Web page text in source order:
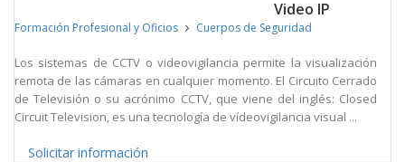
Video IP
Formación Profesional y Oficios Cuerpos de Seguridad
Los sistemas de CCTV o videovigilancia permite la visualización
remota de las cámaras en cualquier momento. El Circuito Cerrado
de Televisión o su acrónimo CCTV, que viene del inglés: Closed
Circuit Television, es una tecnología de vídeovigilancia visual ...
Solicitar información